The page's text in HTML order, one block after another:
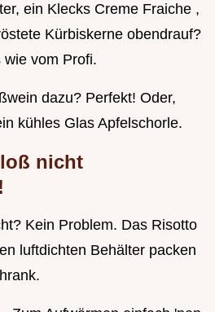
ein Klecks Creme Fraiche ,
Kürbiskerne obendrauf?
vom Profi.
dazu? Perfekt! Oder,
kühles Glas Apfelschorle.
nicht
Kein Problem. Das Risotto
luftdichten Behälter packen